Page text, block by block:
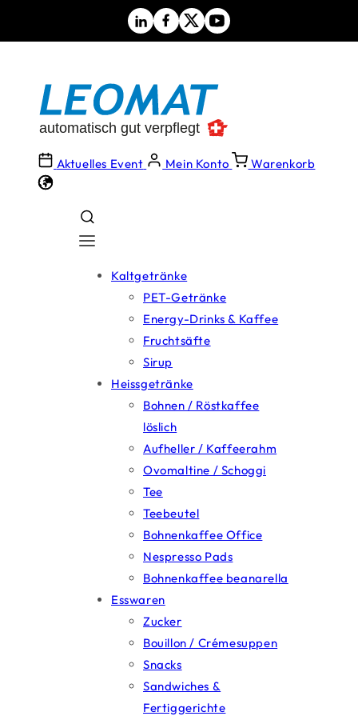
Aktuelles Event Mein Konto Warenkorb
Kaltgetränke
PET-Getränke
Energy-Drinks & Kaffee
Fruchtsäfte
Sirup
Heissgetränke
Bohnen / Röstkaffee
löslich
Aufheller / Kaffeerahm
Ovomaltine / Schoggi
Tee
Teebeutel
Bohnenkaffee Office
Nespresso Pads
Bohnenkaffee beanarella
Esswaren
Zucker
Bouillon / Crémesuppen
Snacks
Sandwiches &
Fertiggerichte